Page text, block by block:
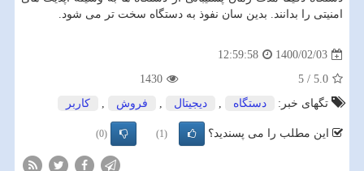
امنیتی را بدانند. بدین سان نفوذ به دستگاه سخت تر می شود.
1400/02/03
12:59:58
5.0
/
5
1430
تگهای خبر:
دستگاه , دیجیتال , فروش , كاربر
این مطلب را می پسندید؟ (1)
(0)